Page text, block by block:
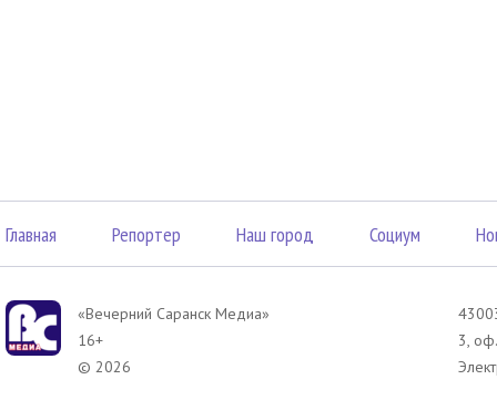
Главная Репортер Наш город Социум
«Вечерний Саранск Mедиа»
16+
© 2026
3,